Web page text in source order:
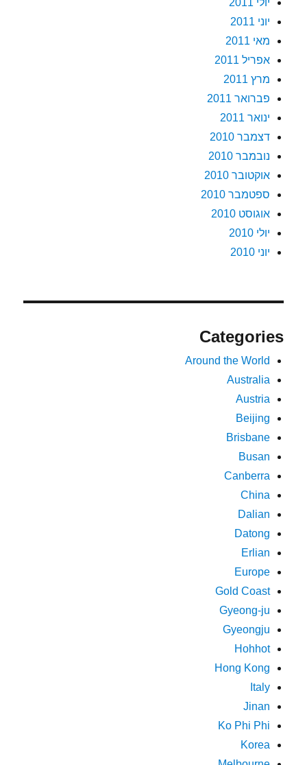
יולי 2011
יוני 2011
מאי 2011
אפריל 2011
מרץ 2011
פברואר 2011
ינואר 2011
דצמבר 2010
נובמבר 2010
אוקטובר 2010
ספטמבר 2010
אוגוסט 2010
יולי 2010
יוני 2010
Categories
Around the World
Australia
Austria
Beijing
Brisbane
Busan
Canberra
China
Dalian
Datong
Erlian
Europe
Gold Coast
Gyeong-ju
Gyeongju
Hohhot
Hong Kong
Italy
Jinan
Ko Phi Phi
Korea